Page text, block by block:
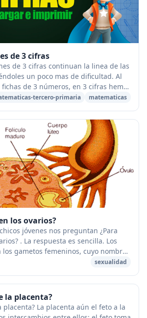
de 3 cifras
de 3 cifras continuan la linea de las
un poco mas de dificultad. Al
de 3 números, en 3 cifras hemos
de fichas ...tercero-primaria matematicas
los ovarios?
jóvenes nos preguntan ¿Para
. La respuesta es sencilla. Los
gametos femeninos, cuyo nombre
óvulo) en func...
sexualidad
la placenta?
placenta? La placenta aún el feto a la